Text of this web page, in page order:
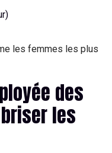
les femmes les plus
des
les